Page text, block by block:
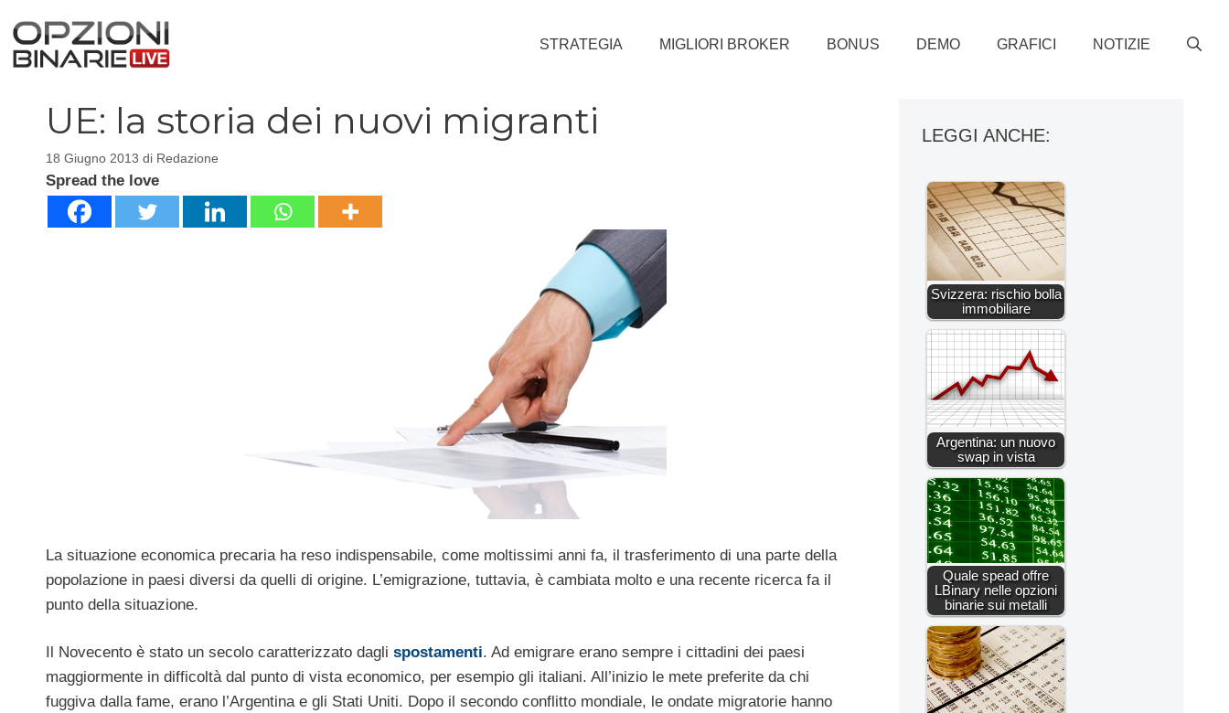
contenuto
STRATEGIA MIGLIORI BROKER BONUS DEMO GRAFICI NOTIZIE
UE: la storia dei nuovi migranti
18 Giugno 2013 di Redazione
Spread the love
La situazione economica precaria ha reso indispensabile, come moltissimi anni fa, il trasferimento di una parte della
popolazione in paesi diversi da quelli di origine. L’emigrazione, tuttavia, è cambiata molto e una recente ricerca fa il
punto della situazione.
Il Novecento è stato un secolo caratterizzato dagli spostamenti. Ad emigrare erano sempre i cittadini dei paesi
maggiormente in difficoltà dal punto di vista economico, per esempio gli italiani. All’inizio le mete preferite da chi
fuggiva dalla fame, erano l’Argentina e gli Stati Uniti. Dopo il secondo conflitto mondiale, le ondate migratorie hanno
LEGGI ANCHE:
Svizzera: rischio bolla
immobiliare
Argentina: un nuovo
swap in vista
Quale spead offre
LBinary nelle opzioni
binarie sui metalli